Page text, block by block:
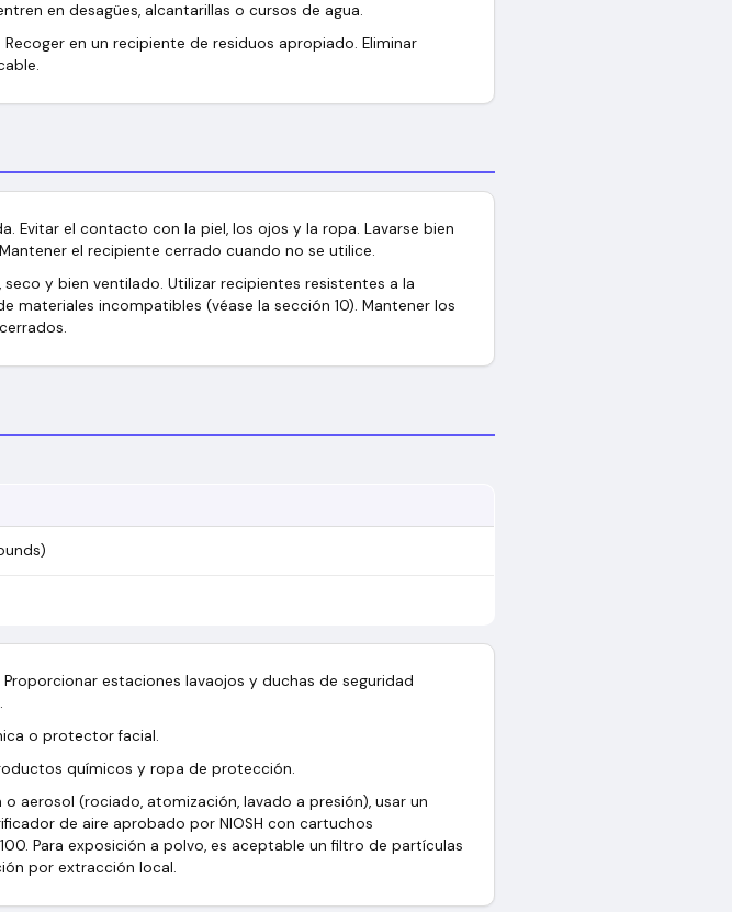
en desagües, alcantarillas o cursos de agua.
en un recipiente de residuos apropiado. Eliminar
Evitar el contacto con la piel, los ojos y la ropa. Lavarse bien
el recipiente cerrado cuando no se utilice.
seco y bien ventilado. Utilizar recipientes resistentes a la
materiales incompatibles (véase la sección 10). Mantener los
estaciones lavaojos y duchas de seguridad
o protector facial.
químicos y ropa de protección.
aerosol (rociado, atomización, lavado a presión), usar un
de aire aprobado por NIOSH con cartuchos
Para exposición a polvo, es aceptable un filtro de partículas
por extracción local.